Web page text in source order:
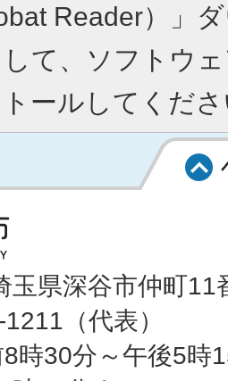
Reader）」
て、ソフトウ
ールしてくだ
玉県深谷市仲町11
（代表）
時30分～午後5時